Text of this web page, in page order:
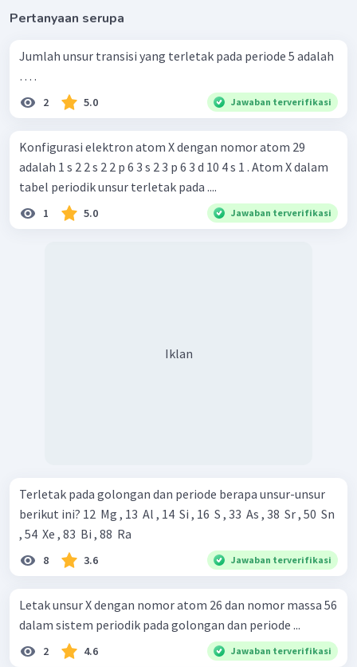
Pertanyaan serupa
Jumlah unsur transisi yang terletak pada periode 5 adalah
… .
2 5.0 Jawaban terverifikasi
Konfigurasi elektron atom X dengan nomor atom 29
adalah 1 s 2 2 s 2 2 p 6 3 s 2 3 p 6 3 d 10 4 s 1 . Atom X dalam
tabel periodik unsur terletak pada ....
1 5.0 Jawaban terverifikasi
Iklan
Terletak pada golongan dan periode berapa unsur-unsur
berikut ini? 12 ​ Mg , 13 ​ Al , 14 ​ Si , 16 ​ S , 33 ​ As , 38 ​ Sr , 50 ​ Sn
, 54 ​ Xe , 83 ​ Bi , 88 ​ Ra
8 3.6 Jawaban terverifikasi
Letak unsur X dengan nomor atom 26 dan nomor massa 56
dalam sistem periodik pada golongan dan periode ...
2 4.6 Jawaban terverifikasi